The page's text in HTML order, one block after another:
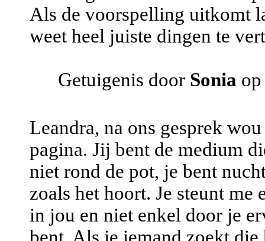
Als de voorspelling uitkomt
weet heel juiste dingen te
Getuigenis door Sonia
Leandra, na ons gesprek
pagina. Jij bent de medium
niet rond de pot, je bent
zoals het hoort. Je steunt
in jou en niet enkel door je